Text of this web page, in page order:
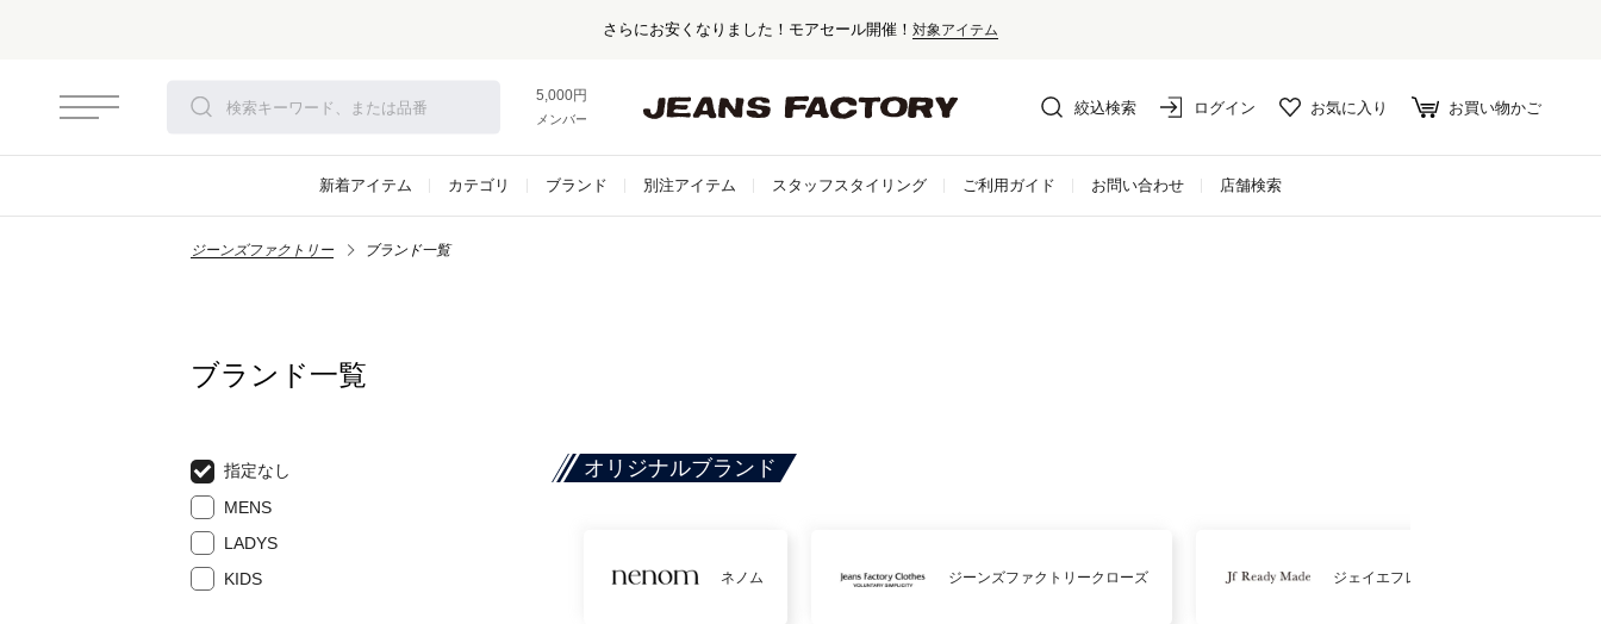
さらにお安くなりました！モアセール開催！ 対象アイテム
5,000円以上お買い上げで送料無料！
メンバー登録でお得な情報をゲット。さらに詳しく
絞込検索 ログイン お気に入り お買い物かご
新着アイテム カテゴリ ブランド 別注アイテム スタッフスタイリング ご利用ガイド お問い合わせ 店舗検索
ジーンズファクトリー ブランド一覧
ブランド一覧
指定なし
MENS
LADYS
KIDS
オリジナルブランド
ネノム ジーンズファクトリークローズ ジェイエフレディメイド